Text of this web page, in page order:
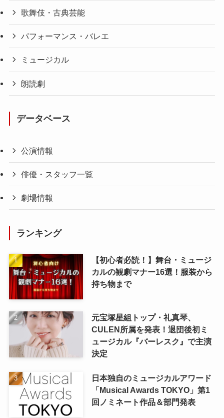
歌舞伎・古典芸能
パフォーマンス・バレエ
ミュージカル
朗読劇
データベース
公演情報
俳優・スタッフ一覧
劇場情報
ランキング
【初心者必読！】舞台・ミュージ
カルの観劇マナー16選！服装から
持ち物まで
元宝塚星組トップ・礼真琴、
CULEN所属を発表！退団後初ミ
ュージカル『バーレスク』で主演
決定
日本独自のミュージカルアワード
「Musical Awards TOKYO」第1
回ノミネート作品＆部門発表